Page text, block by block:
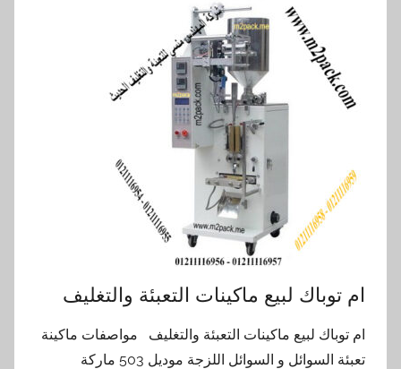
ام توباك لبيع ماكينات التعبئة والتغليف
ام توباك لبيع ماكينات التعبئة والتغليف مواصفات ماكينة
تعبئة السوائل و السوائل اللزجة موديل 503 ماركة